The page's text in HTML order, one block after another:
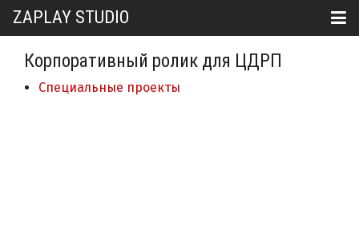
ZAPLAY STUDIO
Корпоративный ролик для ЦДРП
Специальные проекты